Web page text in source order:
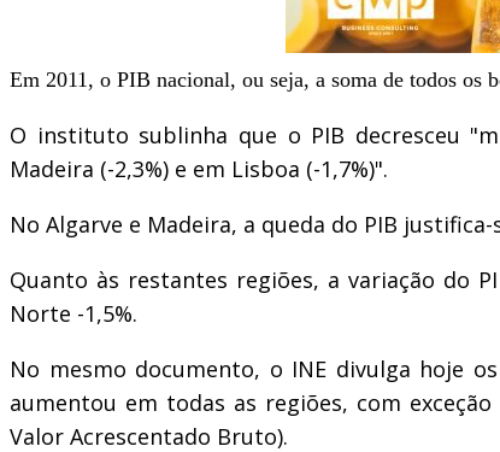
Em 2011, o PIB nacional, ou seja, a soma de todos os
O instituto sublinha que o PIB decresceu
Madeira (-2,3%) e em Lisboa (-1,7%)".
No Algarve e Madeira, a queda do PIB
Quanto às restantes regiões, a variação do
Norte -1,5%.
No mesmo documento, o INE divulga hoje
aumentou em todas as regiões, com
Valor Acrescentado Bruto).